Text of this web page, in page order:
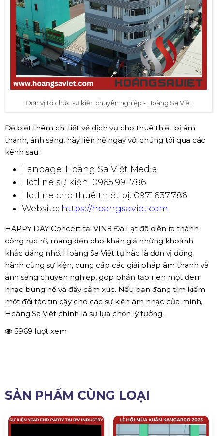
Đơn vị tổ chức sự kiện chuyên nghiệp - Hoàng Sa Việt
Để biết thêm chi tiết về dịch vụ cho thuê thiết bị âm
thanh, ánh sáng, hãy liên hệ ngay với chúng tôi qua các
kênh sau:
Fanpage: Hoàng Sa Việt Media
Hotline sự kiện: 0965.991.786
Hotline cho thuê thiết bị: 0971.637.786
Website: https://hoangsaviet.com
HAPPY DAY Concert tại VIN8 Đà Lạt đã diễn ra thành
công rực rỡ, mang đến cho khán giả những khoảnh
khắc đáng nhớ. Hoàng Sa Việt tự hào là đơn vị đồng
hành cùng sự kiện, cung cấp các giải pháp âm thanh và
ánh sáng chuyên nghiệp, góp phần tạo nên một đêm
nhạc bùng nổ và đầy cảm xúc. Nếu bạn đang tìm kiếm
một đối tác tin cậy cho các sự kiện âm nhạc của mình,
Hoàng Sa Việt chính là sự lựa chọn lý tưởng.
6969 lượt xem
SẢN PHẨM CÙNG LOẠI